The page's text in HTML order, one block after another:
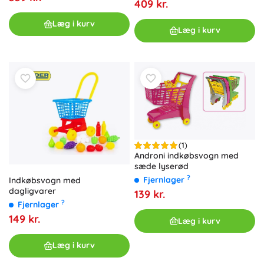
Læg i kurv
409 kr.
Læg i kurv
Indkøbsvogn med
dagligvarer
Fjernlager ?
149 kr.
Læg i kurv
(1)
Androni indkøbsvogn med
sæde lyserød
Fjernlager ?
139 kr.
Læg i kurv